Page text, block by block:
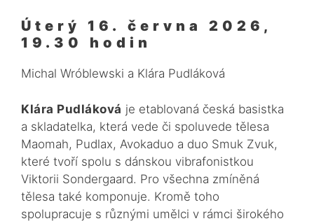
Úterý 16. června 2026,
19.30 hodin
Michal Wróblewski a Klára Pudláková
Klára Pudláková je etablovaná česká basistka
a skladatelka, která vede či spoluvede tělesa
Maomah, Pudlax, Avokaduo a duo Smuk Zvuk,
které tvoří spolu s dánskou vibrafonistkou
Viktorii Sondergaard. Pro všechna zmíněná
tělesa také komponuje. Kromě toho
spolupracuje s různými umělci v rámci širokého